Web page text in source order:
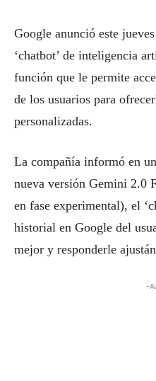
Google anunció este
‘chatbot’ de inteligencia
función que le permite
de los usuarios para
personalizadas.
La compañía informó en
nueva versión Gemini 2.0
en fase experimental), el
historial en Google del
mejor y responderle
-